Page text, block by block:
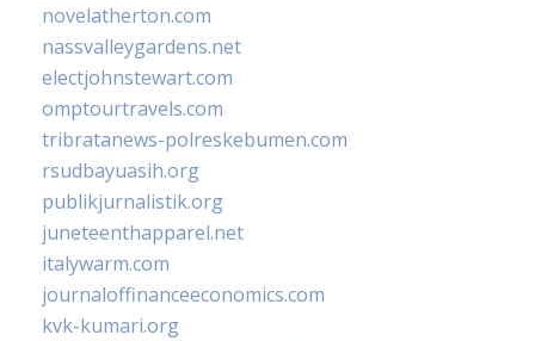
novelatherton.com
nassvalleygardens.net
electjohnstewart.com
omptourtravels.com
tribratanews-polreskebumen.com
rsudbayuasih.org
publikjurnalistik.org
juneteenthapparel.net
italywarm.com
journaloffinanceeconomics.com
kvk-kumari.org